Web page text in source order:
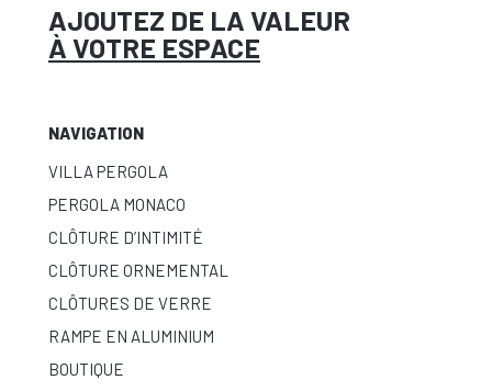
AJOUTEZ DE LA VALEUR
À VOTRE ESPACE
NAVIGATION
VILLA PERGOLA
PERGOLA MONACO
CLÔTURE D’INTIMITÉ
CLÔTURE ORNEMENTAL
CLÔTURES DE VERRE
RAMPE EN ALUMINIUM
BOUTIQUE